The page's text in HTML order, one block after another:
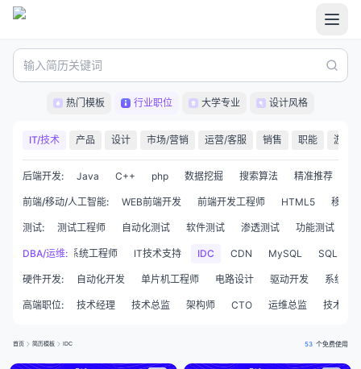
热门模板 行业职位 大学专业 设计风格
IT/技术 产品 设计 市场/营销 运营/客服 销售 职能 游戏
后端开发: Java C++ php 数据挖掘 搜索算法 精准推荐
前端/移动/人工智能: WEB前端开发 前端开发工程师 HTML5 移动
测试: 测试工程师 自动化测试 软件测试 渗透测试 功能测试
DBA/运维:
网络工程师 系统工程师 IT技术支持 IDC CDN MySQL
硬件开发: 自动化开发 单片机工程师 电路设计 驱动开发 系统集
高端职位: 技术经理 技术总监 架构师 CTO 运维总监 技术合
首页 简历模板 IDC 53 个免费使用